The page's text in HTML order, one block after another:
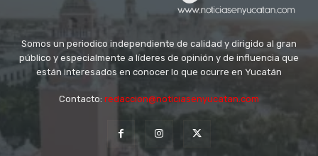
Somos un periodico independiente de calidad y dirigido al gran
público y especialmente a líderes de opinión y de influencia que
están interesados en conocer lo que ocurre en Yucatán
Contacto: redaccion@noticiasenyucatan.com